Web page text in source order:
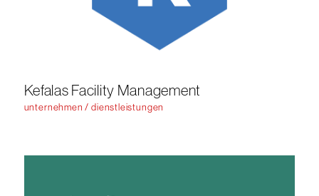
Kefalas Facility Management
unternehmen / dienstleistungen